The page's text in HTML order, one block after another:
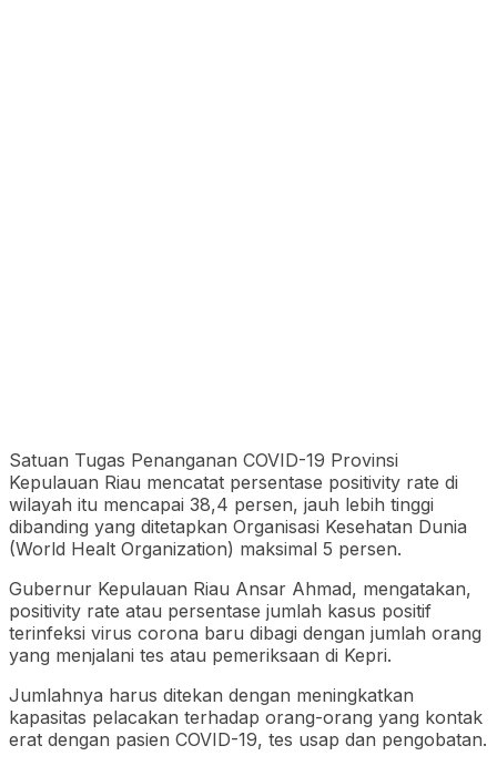
Satuan Tugas Penanganan COVID-19 Provinsi
Kepulauan Riau mencatat persentase positivity rate di
wilayah itu mencapai 38,4 persen, jauh lebih tinggi
dibanding yang ditetapkan Organisasi Kesehatan Dunia
(World Healt Organization) maksimal 5 persen.
Gubernur Kepulauan Riau Ansar Ahmad, mengatakan,
positivity rate atau persentase jumlah kasus positif
terinfeksi virus corona baru dibagi dengan jumlah orang
yang menjalani tes atau pemeriksaan di Kepri.
Jumlahnya harus ditekan dengan meningkatkan
kapasitas pelacakan terhadap orang-orang yang kontak
erat dengan pasien COVID-19, tes usap dan pengobatan.